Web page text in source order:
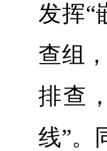
发挥“
查组
排查
线”。